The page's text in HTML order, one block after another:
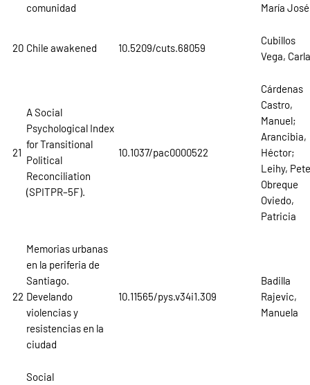
comunidad
María José
20 Chile awakened 10.5209/cuts.68059
Cubillos
Vega, Carla
21
A Social
Psychological Index
for Transitional
Political
Reconciliation
(SPITPR–5F).
10.1037/pac0000522
Cárdenas
Castro,
Manuel;
Arancibia,
Héctor;
Leihy,
Obreque
Oviedo,
Patricia
22
Memorias urbanas
en la periferia de
Santiago.
Develando
violencias y
resistencias en la
ciudad
10.11565/pys.v34i1.309
Badilla
Rajevic,
Manuela
Social